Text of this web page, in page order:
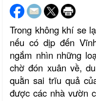
Trong không khí se
nếu có dịp đến
ngắm nhìn những
chờ đón xuân về,
quằn sai trĩu quả
được các nhà vườn